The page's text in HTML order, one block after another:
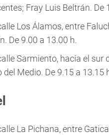
Fray Luis Beltrán. De
Los Álamos, entre
De 9.00 a 13.00 h.
Sarmiento, hacia el sur
del Medio. De 9.15 a 13.15
La Pichana, entre